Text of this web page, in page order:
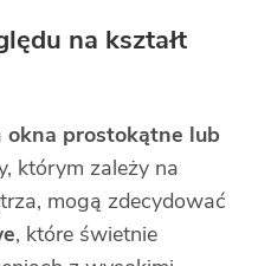
na kształt
okna prostokątne lub
którym zależy na
mogą zdecydować
, które świetnie